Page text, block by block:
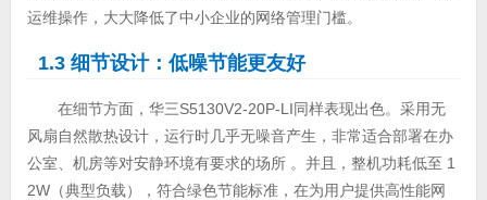
运维操作，大大降低了中小企业的网络管理门槛。
1.3 细节设计：低噪节能更友好
在细节方面，华三S5130V2-20P-LI同样表现出色。采用无
风扇自然散热设计，运行时几乎无噪音产生，非常适合部署在办
公室、机房等对安静环境有要求的场所 。并且，整机功耗低至 1
2W（典型负载），符合绿色节能标准，在为用户提供高性能网